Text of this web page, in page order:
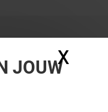
JOUWX